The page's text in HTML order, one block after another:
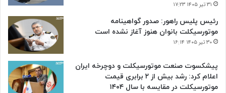
۳۱ تیر ۱۴۰۵ ۱۷:۲۳
رئیس پلیس راهور: صدور گواهینامه
موتورسیکلت بانوان هنوز آغاز نشده است
۳۰ تیر ۱۴۰۵ ۱۶:۱۴
پیشکسوت صنعت موتورسیکلت و دوچرخه ایران
اعلام کرد: رشد بیش از ۲ برابری قیمت
موتورسیکلت در مقایسه با سال ۱۴۰۴